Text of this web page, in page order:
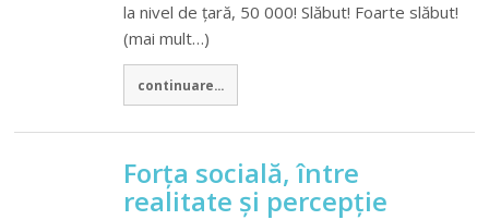
la nivel de țară, 50 000! Slăbut! Foarte slăbut!
(mai mult…)
continuare...
Forța socială, între
realitate și percepție